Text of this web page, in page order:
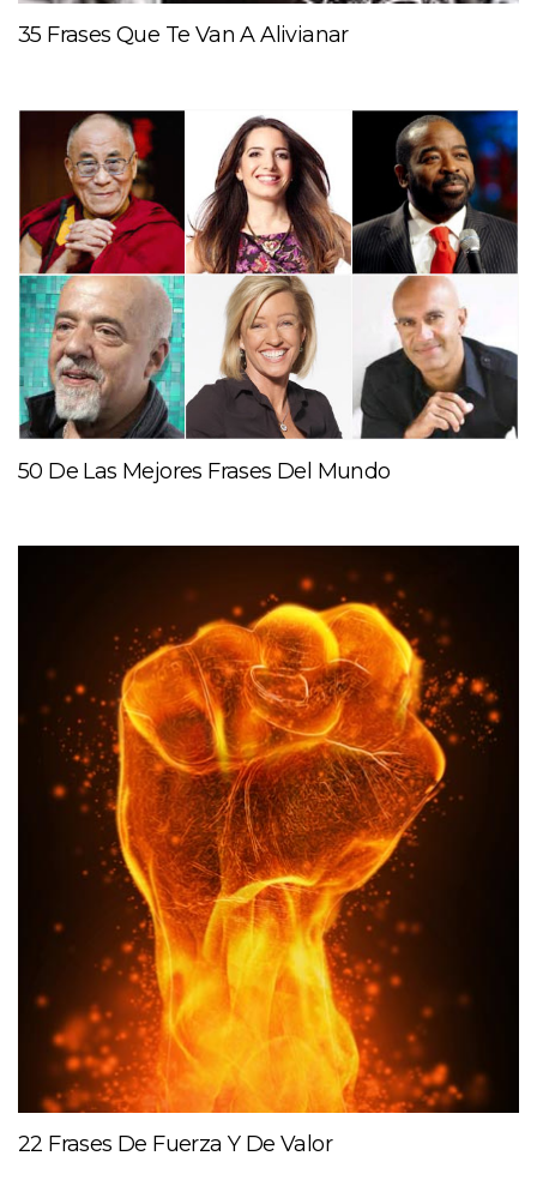
35 Frases Que Te Van A Alivianar
50 De Las Mejores Frases Del Mundo
22 Frases De Fuerza Y De Valor